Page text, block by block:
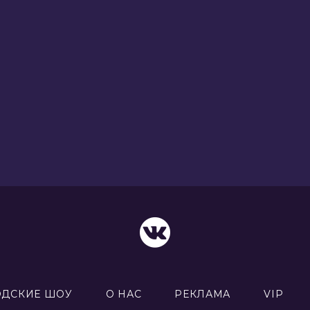
ШОУ О НАС РЕКЛАМА VIP